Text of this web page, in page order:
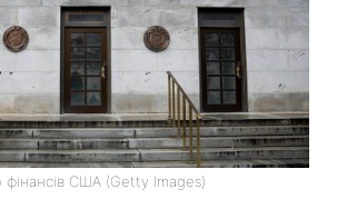
фінансів СШA (Getty Images)